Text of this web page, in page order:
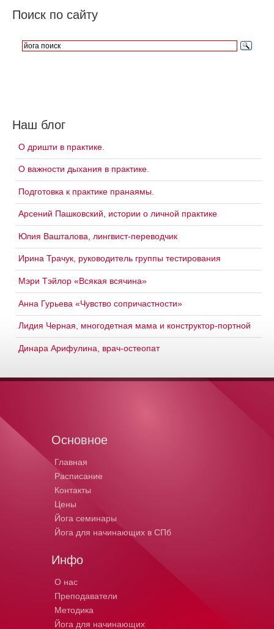
Поиск по сайту
Наш блог
О дришти в практике.
О важности дыхания в практике.
Подготовка к практике пранаямы.
Арсений Пашковский, истории о личной практике
Юлия Вашталова, лингвист-переводчик
Ирина Трачук, руководитель группы тестирования
Мэри Тэйлор «Всякая всячина»
Анна Гурьева «Чувство сопричастности»
Лидия Черная, многодетная мама и конструктор-портной
Динара Арифулина, врач-остеопат
Основное
Главная
Расписание
Контакты
Цены
Йога семинары
Йога для начинающих в СПб
Инфо
О нас
Преподаватели
Методика
Йога для начинающих